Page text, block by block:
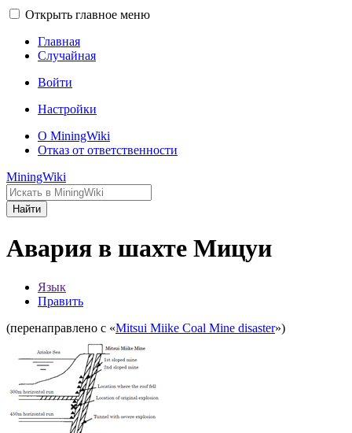
Открыть главное меню
Главная
Случайная
Войти
Настройки
О MiningWiki
Отказ от ответственности
MiningWiki
Найти
Авария в шахте Мицуи
Язык
Править
(перенаправлено с «Mitsui Miike Coal Mine disaster»)